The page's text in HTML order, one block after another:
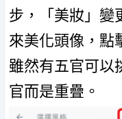
步，「美妝」變
來美化頭像，點
雖然有五官可以
官而是重疊。